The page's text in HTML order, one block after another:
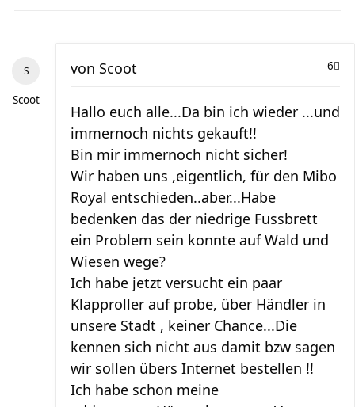
Scoot
6
von Scoot
Hallo euch alle...Da bin ich wieder ...und
immernoch nichts gekauft!!
Bin mir immernoch nicht sicher!
Wir haben uns ,eigentlich, für den Mibo
Royal entschieden..aber...Habe
bedenken das der niedrige Fussbrett
ein Problem sein konnte auf Wald und
Wiesen wege?
Ich habe jetzt versucht ein paar
Klapproller auf probe, über Händler in
unsere Stadt , keiner Chance...Die
kennen sich nicht aus damit bzw sagen
wir sollen übers Internet bestellen !!
Ich habe schon meine